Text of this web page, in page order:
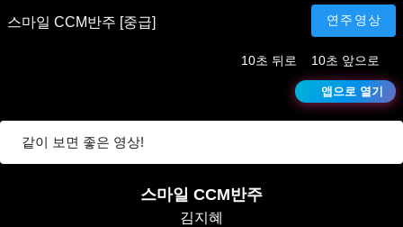
재
생
스마일 CCM반주 [중급] 연주영상
10초 뒤로 10초 앞으로
앱으로 열기
같이 보면 좋은 영상!
스마일 CCM반주
김지혜